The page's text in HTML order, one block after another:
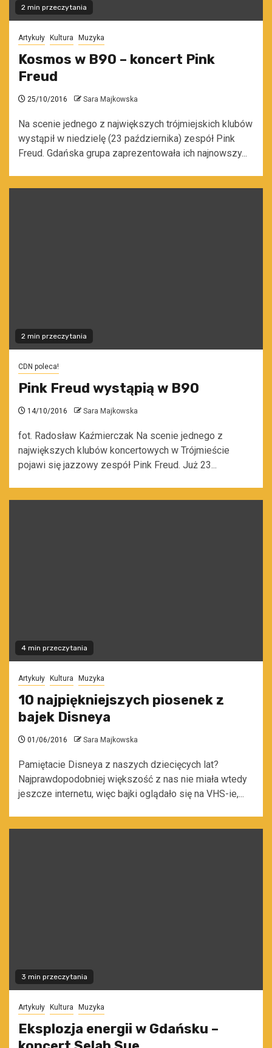
2 min przeczytania
Artykuły Kultura Muzyka
Kosmos w B90 – koncert Pink
Freud
25/10/2016 Sara Majkowska
Na scenie jednego z największych trójmiejskich klubów
wystąpił w niedzielę (23 października) zespół Pink
Freud. Gdańska grupa zaprezentowała ich najnowszy...
2 min przeczytania
CDN poleca!
Pink Freud wystąpią w B90
14/10/2016 Sara Majkowska
fot. Radosław Kaźmierczak Na scenie jednego z
największych klubów koncertowych w Trójmieście
pojawi się jazzowy zespół Pink Freud. Już 23...
4 min przeczytania
Artykuły Kultura Muzyka
10 najpiękniejszych piosenek z
bajek Disneya
01/06/2016 Sara Majkowska
Pamiętacie Disneya z naszych dziecięcych lat?
Najprawdopodobniej większość z nas nie miała wtedy
jeszcze internetu, więc bajki oglądało się na VHS-ie,...
3 min przeczytania
Artykuły Kultura Muzyka
Eksplozja energii w Gdańsku –